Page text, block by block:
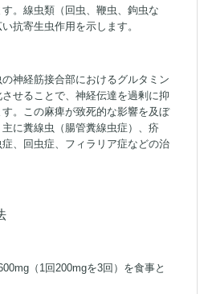
。線虫類（回虫、鞭虫、鉤虫な
抗寄生虫作用を示します。
神経筋接合部におけるグルタミン
せることで、神経伝達を過剰に抑
。この麻痺が致死的な影響を及ぼ
に糞線虫（腸管糞線虫症）、疥
、回虫症、フィラリア症などの治
（1回200mgを3回）を食事と